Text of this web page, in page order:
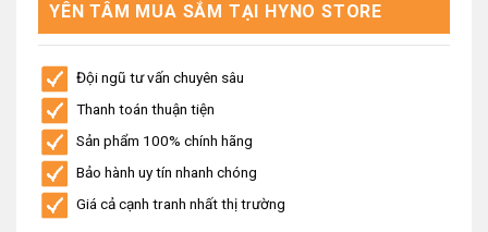
YÊN TÂM MUA SẮM TẠI HYNO STORE
Đội ngũ tư vấn chuyên sâu
Thanh toán thuận tiện
Sản phẩm 100% chính hãng
Bảo hành uy tín nhanh chóng
Giá cả cạnh tranh nhất thị trường